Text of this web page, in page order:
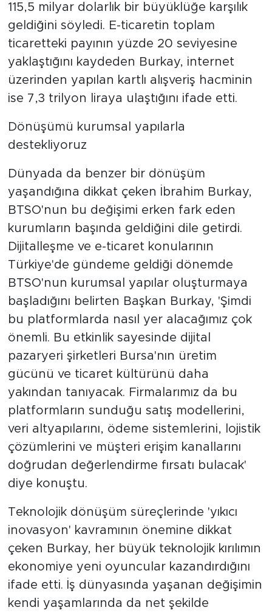
115,5 milyar dolarlık bir büyüklüğe karşılık
geldiğini söyledi. E-ticaretin toplam
ticaretteki payının yüzde 20 seviyesine
yaklaştığını kaydeden Burkay, internet
üzerinden yapılan kartlı alışveriş hacminin
ise 7,3 trilyon liraya ulaştığını ifade etti.
Dönüşümü kurumsal yapılarla
destekliyoruz
Dünyada da benzer bir dönüşüm
yaşandığına dikkat çeken İbrahim Burkay,
BTSO'nun bu değişimi erken fark eden
kurumların başında geldiğini dile getirdi.
Dijitalleşme ve e-ticaret konularının
Türkiye'de gündeme geldiği dönemde
BTSO'nun kurumsal yapılar oluşturmaya
başladığını belirten Başkan Burkay, 'Şimdi
bu platformlarda nasıl yer alacağımız çok
önemli. Bu etkinlik sayesinde dijital
pazaryeri şirketleri Bursa'nın üretim
gücünü ve ticaret kültürünü daha
yakından tanıyacak. Firmalarımız da bu
platformların sunduğu satış modellerini,
veri altyapılarını, ödeme sistemlerini, lojistik
çözümlerini ve müşteri erişim kanallarını
doğrudan değerlendirme fırsatı bulacak'
diye konuştu.
Teknolojik dönüşüm süreçlerinde 'yıkıcı
inovasyon' kavramının önemine dikkat
çeken Burkay, her büyük teknolojik kırılımın
ekonomiye yeni oyuncular kazandırdığını
ifade etti. İş dünyasında yaşanan değişimin
kendi yaşamlarında da net şekilde